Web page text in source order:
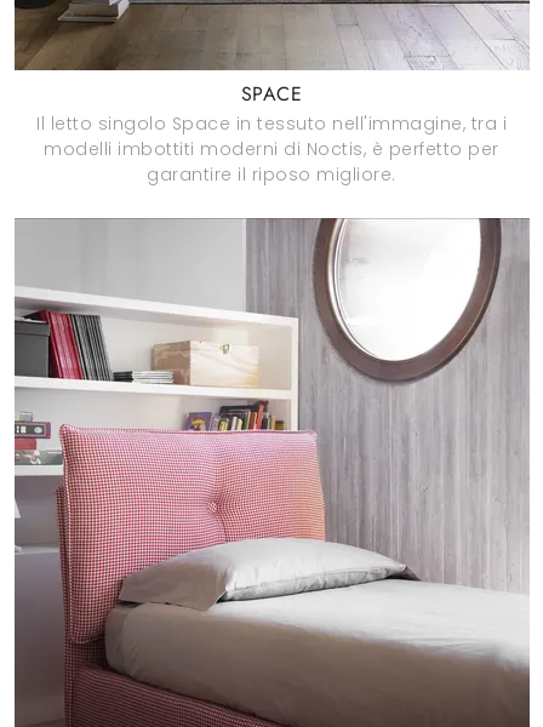
SPACE
Il letto singolo Space in tessuto nell'immagine, tra i
modelli imbottiti moderni di Noctis, è perfetto per
garantire il riposo migliore.